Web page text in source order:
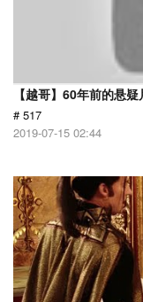
【越哥】60年前的悬
# 517
2019-07-15 02:44